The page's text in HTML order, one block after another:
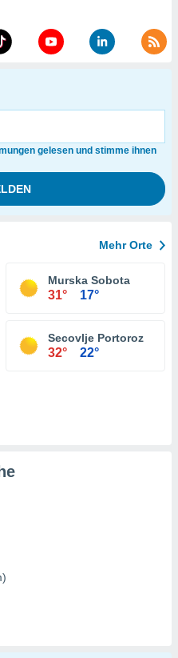
gelesen und stimme ihnen
Mehr Orte
Murska Sobota
31° 17°
Secovlje Portoroz
32° 22°